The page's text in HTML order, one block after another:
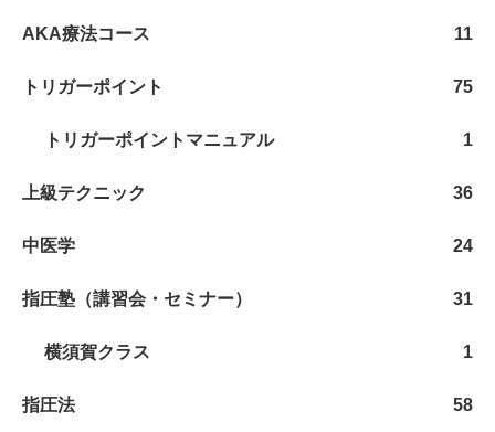
AKA療法コース 11
トリガーポイント 75
トリガーポイントマニュアル 1
上級テクニック 36
中医学 24
指圧塾（講習会・セミナー） 31
横須賀クラス 1
指圧法 58